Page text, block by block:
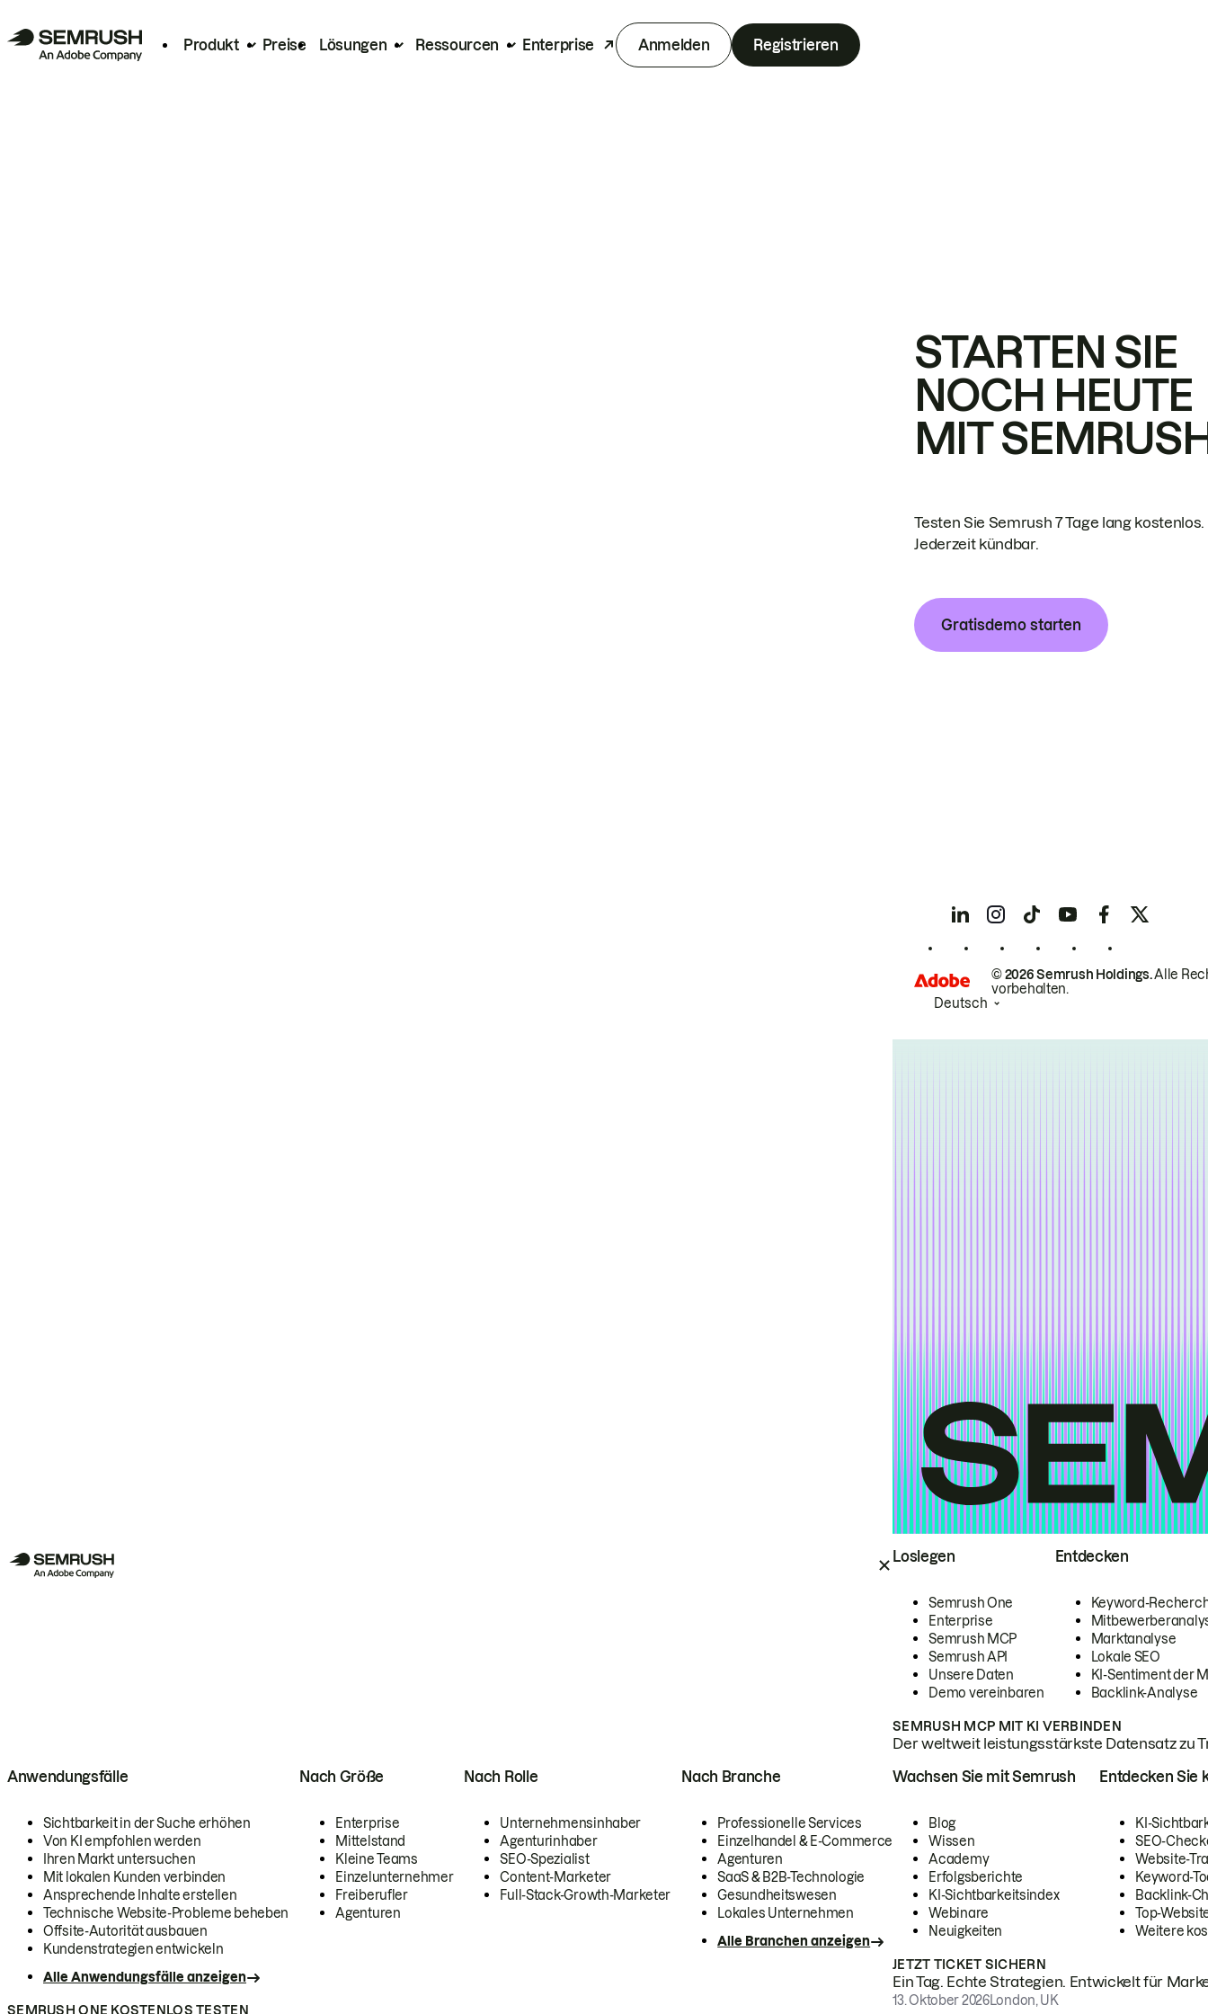
Produkt Preise Lösungen Ressourcen Enterprise Anmelden Registrieren
Loslegen
Semrush One
Enterprise
Semrush MCP
Semrush API
Unsere Daten
Demo vereinbaren
Entdecken
Keyword-
Marktanalyse
Lokale SEO
KI-Sentiment der
Backlink-Analyse
SEMRUSH MCP MIT KI VERBINDEN
Der weltweit leistungsstärkste Datensatz zu
Anwendungsfälle
Sichtbarkeit in der Suche erhöhen
Von KI empfohlen werden
Ihren Markt untersuchen
Mit lokalen Kunden verbinden
Ansprechende Inhalte erstellen
Technische Website-Probleme beheben
Offsite-Autorität ausbauen
Kundenstrategien entwickeln
Alle Anwendungsfälle anzeigen
Nach Größe
Enterprise
Mittelstand
Kleine Teams
Einzelunternehmer
Freiberufler
Agenturen
Nach Rolle
Unternehmensinhaber
Agenturinhaber
SEO-Spezialist
Content-Marketer
Full-Stack-Growth-Marketer
Nach Branche
Professionelle Services
Einzelhandel & E-Commerce
Agenturen
SaaS & B2B-Technologie
Gesundheitswesen
Lokales Unternehmen
Alle Branchen anzeigen
SEMRUSH ONE KOSTENLOS TESTEN
Wachsen Sie mit Semrush
Blog
Wissen
Academy
Erfolgsberichte
KI-Sichtbarkeitsindex
Webinare
Neuigkeiten
Entdecken Sie
KI-
SEO-
Website-
Keyword-
Backlink-
Top-
Weitere
JETZT TICKET SICHERN
Ein Tag. Echte Strategien. Entwickelt für
13. Oktober 2026London, UK
STARTEN SIE
NOCH HEUTE
MIT
Testen Sie Semrush 7 Tage lang kostenlos.
Jederzeit kündbar.
Gratisdemo starten
© 2026 Semrush Holdings.Alle
vorbehalten.
Deutsch